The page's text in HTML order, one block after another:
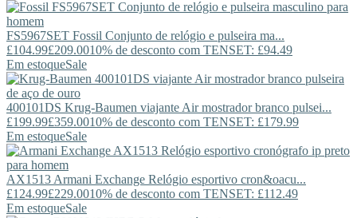
FS5967SET Fossil Conjunto de relógio e pulseira ma...
£104.99£209.0010% de desconto com TENSET: £94.49
Em estoqueSale
400101DS Krug-Baumen viajante Air mostrador branco pulsei...
£199.99£359.0010% de desconto com TENSET: £179.99
Em estoqueSale
AX1513 Armani Exchange Relógio esportivo cron&oacu...
£124.99£229.0010% de desconto com TENSET: £112.49
Em estoqueSale